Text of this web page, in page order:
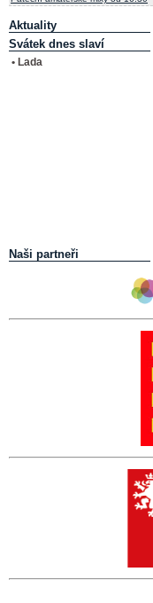
Aktuality
Svátek dnes slaví
• Lada
Naši partneři